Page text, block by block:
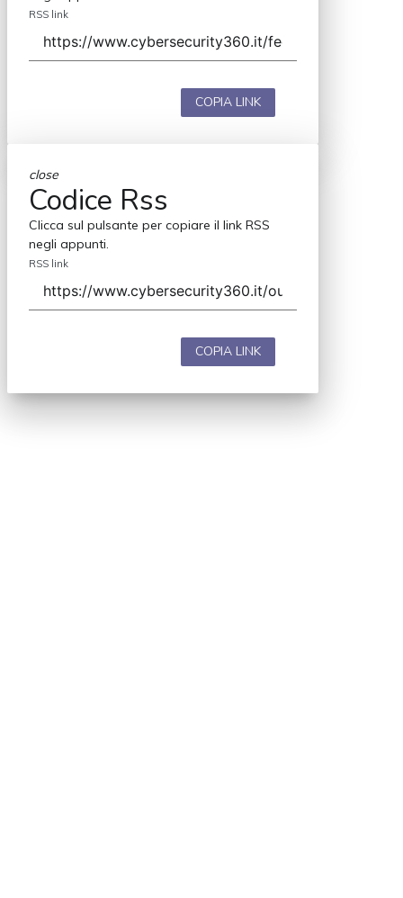
RSS link
COPIA LINK
close
Codice Rss
Clicca sul pulsante per copiare il link RSS
negli appunti.
RSS link
COPIA LINK